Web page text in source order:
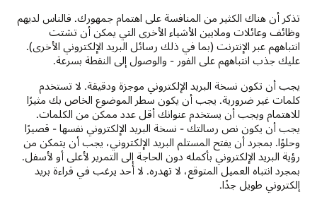
تذكر أن هناك الكثير من المنافسة على اهتمام جمهورك. فالناس لديهم
وظائف وعائلات وملايين الأشياء الأخرى التي يمكن أن تشتت
انتباههم عبر الإنترنت (بما في ذلك رسائل البريد الإلكتروني الأخرى).
عليك جذب انتباههم على الفور - والوصول إلى النقطة بسرعة.
يجب أن تكون نسخة البريد الإلكتروني موجزة ودقيقة. لا تستخدم
كلمات غير ضرورية. يجب أن يكون سطر الموضوع الخاص بك مثيرًا
للاهتمام ويجب أن يستخدم عنوانك أقل عدد ممكن من الكلمات.
يجب أن يكون نص رسالتك - نسخة البريد الإلكتروني نفسها - قصيرًا
وحلوًا. بمجرد أن يفتح المستلم البريد الإلكتروني، يجب أن يتمكن من
رؤية البريد الإلكتروني بأكمله دون الحاجة إلى التمرير لأعلى أو لأسفل.
بمجرد انتباه العميل المتوقع، لا تهدره. لا أحد يرغب في قراءة بريد
إلكتروني طويل جدًا.